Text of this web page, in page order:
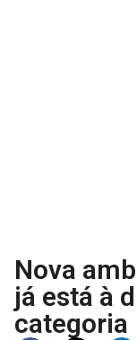
Nova
já está à
categoria